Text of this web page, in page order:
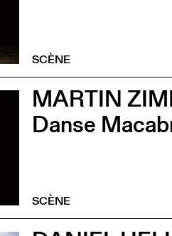
SCÈNE
MARTIN
Danse
SCÈNE